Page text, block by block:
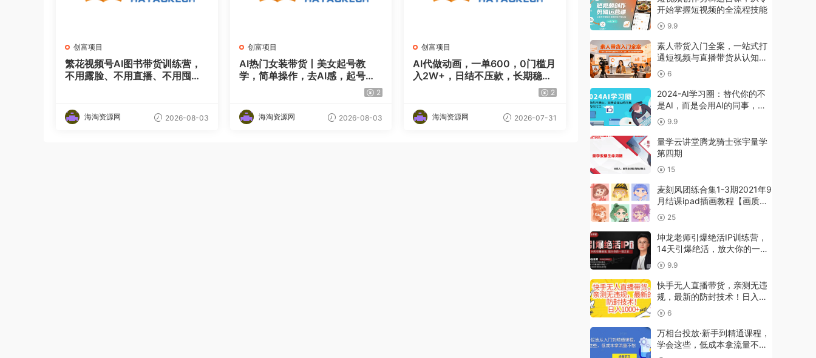
创富项目
繁花视频号AI图书带货训练营，
不用露脸、不用直播、不用囤货
海淘资源网 2026-08-03
创富项目
AI热门女装带货丨美女起号教
学，简单操作，去AI感，起号流
2
海淘资源网 2026-08-03
创富项目
AI代做动画，一单600，0门槛月
入2W+，日结不压款，长期稳定
2
海淘资源网 2026-07-31
开始掌握短视频的全流程技能
9.9
素人带货入门全案，一站式打
通短视频与直播带货从认知、
起号、实操到变现的完整闭环
6
2024-AI学习圈：替代你的不
是AI，而是会用AI的同事，让
AI为你打工
9.9
量学云讲堂腾龙骑士张宇量学
第四期
15
麦刻风团练合集1-3期2021年9
月结课ipad插画教程【画质高
清有笔刷】
25
坤龙老师引爆绝活IP训练营，
14天引爆绝活，放大你的一技
之长9.9
快手无人直播带货，亲测无违
规，最新的防封技术！日入
1000+【揭秘】
6
万相台投放·新手到精通课程，
学会这些，低成本拿流量不
愁！